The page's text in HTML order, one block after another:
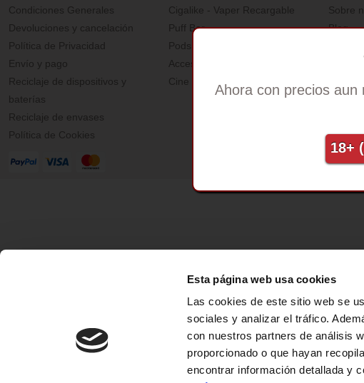
Esta página web usa cookies
Las cookies de este sitio web se
sociales y analizar el tráfico.
con nuestros partners de análisis
proporcionado o que hayan
encontrar información detallada y
Condiciones Generales
Devoluciones y cancelación
Política de Privacidad
Envío y pago
Reciclaje de dispositivos y
baterías
Reciclaje de envases
Política de Cookies
Cigalike - Vaper Recargable
Puff Bar
Pods
Accesorios
Cine y teatro Cigarrillo
Sobre
Blog
Guías
Guías
Country/Region
Ahora con precios aun
18+